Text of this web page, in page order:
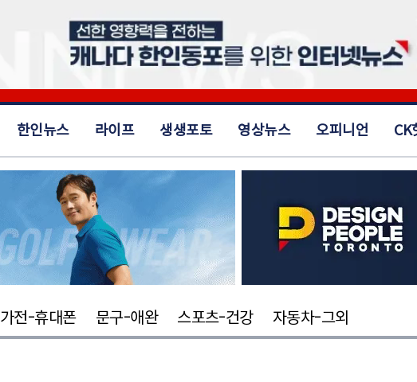
한인뉴스 라이프 생생포토 영상뉴스 오피니언 CK
가전-휴대폰 문구-애완 스포츠-건강 자동차-그외